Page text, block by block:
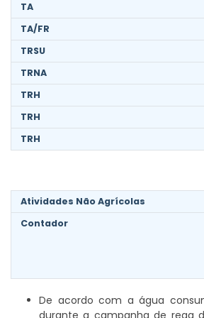
TA
TA/FR
TRSU
TRNA
TRH
TRH
TRH
Atividades Não Agrícolas
Contador
De acordo com a água